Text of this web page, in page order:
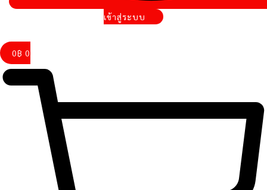
เข้าสู่ระบบ
0฿ 0